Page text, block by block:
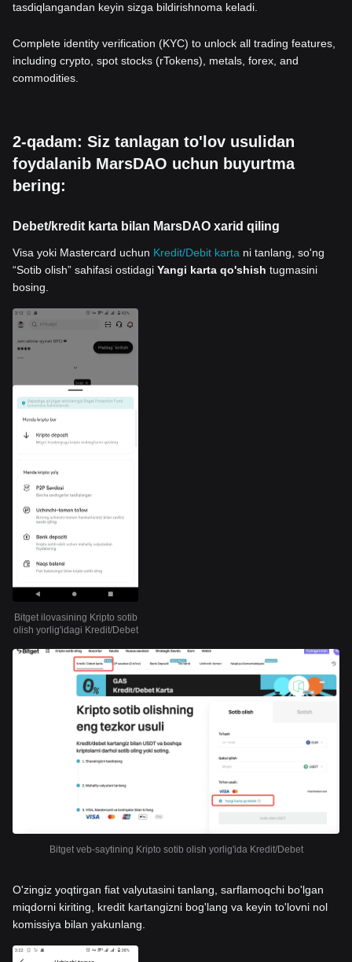
tasdiqlangandan keyin sizga bildirishnoma keladi.
Complete identity verification (KYC) to unlock all trading features,
including crypto, spot stocks (rTokens), metals, forex, and
commodities.
2-qadam: Siz tanlagan to'lov usulidan
foydalanib MarsDAO uchun buyurtma
bering:
Debet/kredit karta bilan MarsDAO xarid qiling
Visa yoki Mastercard uchun Kredit/Debit karta ni tanlang, so'ng
“Sotib olish” sahifasi ostidagi Yangi karta qo'shish tugmasini
bosing.
Bitget ilovasining Kripto sotib
olish yorlig'idagi Kredit/Debet
Bitget veb-saytining Kripto sotib olish yorlig'ida Kredit/Debet
O'zingiz yoqtirgan fiat valyutasini tanlang, sarflamoqchi bo'lgan
miqdorni kiriting, kredit kartangizni bog'lang va keyin to'lovni nol
komissiya bilan yakunlang.